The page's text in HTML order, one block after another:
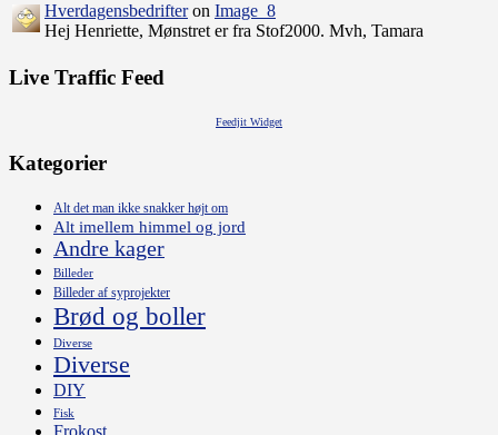
Hverdagensbedrifteron Image_8
Hej Henriette, Mønstret er fra Stof2000. Mvh, Tamara
Live Traffic Feed
Feedjit Widget
Kategorier
Alt det man ikke snakker højt om
Alt imellem himmel og jord
Andre kager
Billeder
Billeder af syprojekter
Brød og boller
Diverse
Diverse
DIY
Fisk
Frokost